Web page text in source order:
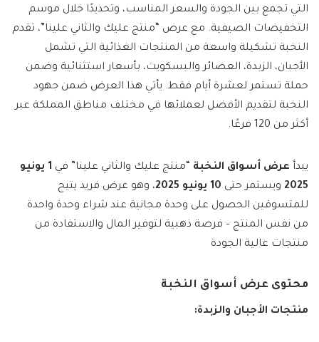
التي تجمع بين الجودة والسعر المناسب، وتحديدًا خلال موسم
التخفيضات الصيفية. مع عرض “منتج عليك والثاني علينا”، تقدم
النخبة تشكيلة واسعة من المنتجات الغذائية التي تشمل
الأجبان، الزبدة، العصائر والبسكويت، بأسعار استثنائية وضمن
حملة تستمر لعشرة أيام فقط. يأتي هذا العرض ضمن جهود
النخبة لتقديم الأفضل لعملائها في مختلف مناطق المملكة عبر
أكثر من 120 فرعًا.
يبدأ عرض أسواق النخبة “منتج عليك والثاني علينا” في
1 يونيو
2025 ويستمر حتى 10 يونيو 2025
، وهو عرض فريد يتيح
للمتسوقين الحصول على وحدة مجانية عند شراء وحدة واحدة
من نفس المنتج – فرصة ذهبية لتوفير المال والاستفادة من
منتجات عالية الجودة
محتوى عرض أسواق النخبة
منتجات الأجبان والزبدة: